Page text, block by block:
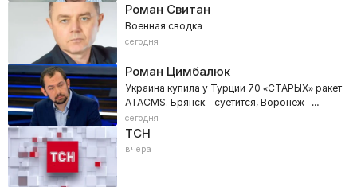
Роман Свитан
Военная сводка
сегодня
Роман Цимбалюк
Украина купила у Турции 70 «СТАРЫХ» ракет
ATACMS. Брянск – суетится, Воронеж –
нервничает!
сегодня
ТСН
вчера